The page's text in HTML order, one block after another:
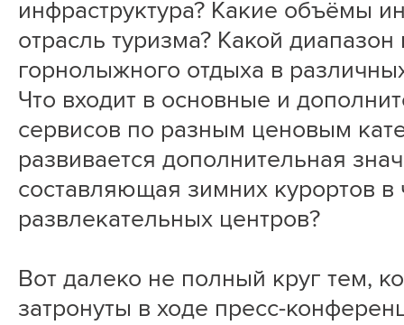
инфраструктура? Какие объёмы
отрасль туризма? Какой
горнолыжного отдыха в
Что входит в основные и
сервисов по разным ценовым
развивается дополнительная
составляющая зимних курортов в
развлекательных центров?
Вот далеко не полный круг тем,
затронуты в ходе пресс-